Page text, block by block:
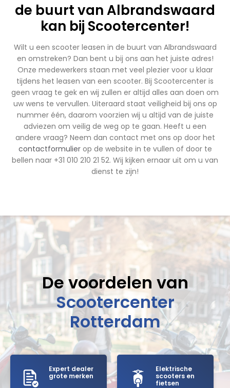
de buurt van Albrandswaard
kan bij Scootercenter!
Wilt u een scooter leasen in de buurt van Albrandswaard
en omstreken? Dan bent u bij ons aan het juiste adres!
Onze medewerkers staan met veel plezier voor u klaar
tijdens het leasen van een scooter. Bij Scootercenter is
geen vraag te gek en wij zullen er altijd alles aan doen om
uw wens te vervullen. Uiteraard staat veiligheid bij ons op
nummer één, daarom voorzien wij u altijd van de juiste
adviezen om veilig de weg op te gaan. Heeft u een
andere vraag? Neem dan contact met ons op door het
contactformulierop de website in te vullen of door te
bellen naar +31 010 210 21 52. Wij kijken ernaar uit om u van
dienst te zijn!
De voordelen van
Scootercenter
Rotterdam
Expert dealer
grote merken
Elektrische
scooters en
fietsen